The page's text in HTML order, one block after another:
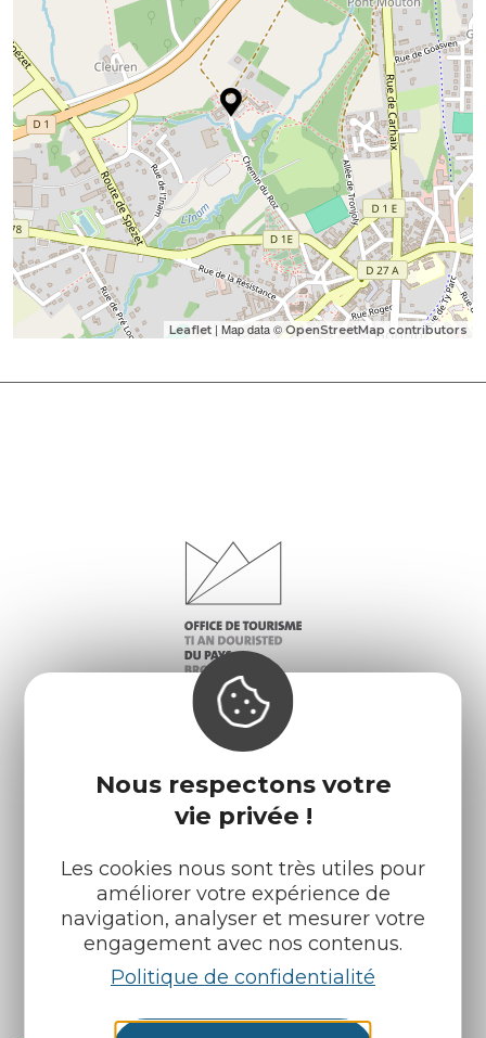
Nous respectons votre
vie privée !
Les cookies nous sont très utiles pour
améliorer votre expérience de
navigation, analyser et mesurer votre
engagement avec nos contenus.
Politique de confidentialité
Leaflet | Map data ©OpenStreetMap contributors
Infos pratiques
Nos accueils
Nos brochures
Météo
Retrouvez-nous sur :
Espace pro Partenaires